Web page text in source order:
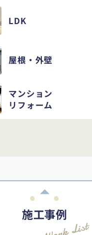
LDK
屋根・外壁
マンション
リフォーム
施工事例